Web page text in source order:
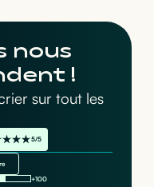
nous
!
sur tout les
5/5
+100